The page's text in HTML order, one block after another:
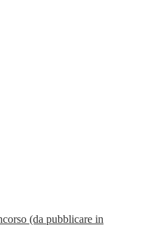
(da pubblicare in